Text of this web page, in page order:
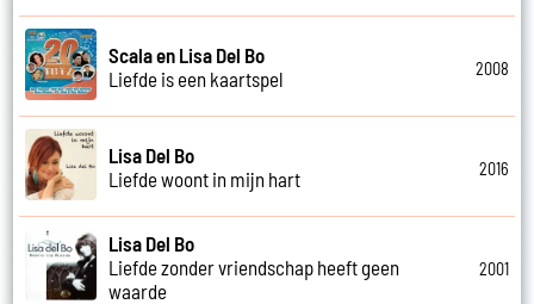
Scala en Lisa Del Bo
Liefde is een kaartspel
2008
Lisa Del Bo
Liefde woont in mijn hart
2016
Lisa Del Bo
Liefde zonder vriendschap heeft geen
waarde
2001